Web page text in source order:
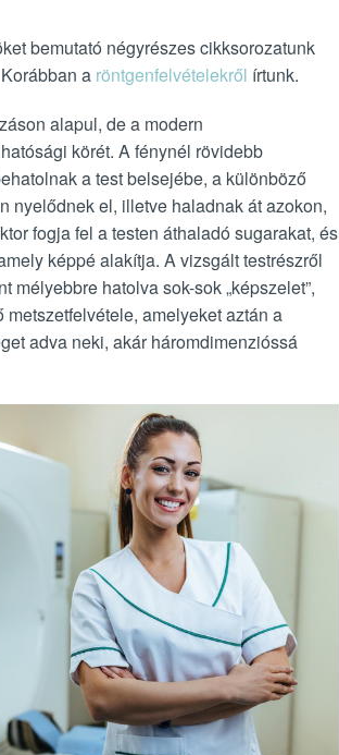
bemutató négyrészes cikksorozatunk
a röntgenfelvételekről írtunk.
alapul, de a modern
körét. A fénynél rövidebb
a test belsejébe, a különböző
nyelődnek el, illetve haladnak át azokon,
fogja fel a testen áthaladó sugarakat, és
képpé alakítja. A vizsgált testrészről
mélyebbre hatolva sok-sok „képszelet”,
amelyeket aztán a
adva neki, akár háromdimenzióssá